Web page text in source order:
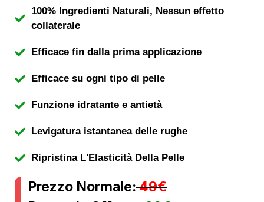
100% Ingredienti Naturali, Nessun effetto
collaterale
Efficace fin dalla prima applicazione
Efficace su ogni tipo di pelle
Funzione idratante e antietà
Levigatura istantanea delle rughe
Ripristina L'Elasticità Della Pelle
Prezzo Normale:49€